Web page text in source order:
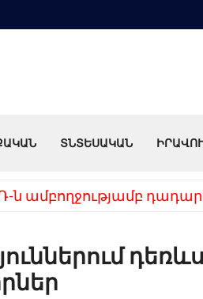
ՏՆՏԵՍԱԿԱՆ
ն ամբողջությամբ